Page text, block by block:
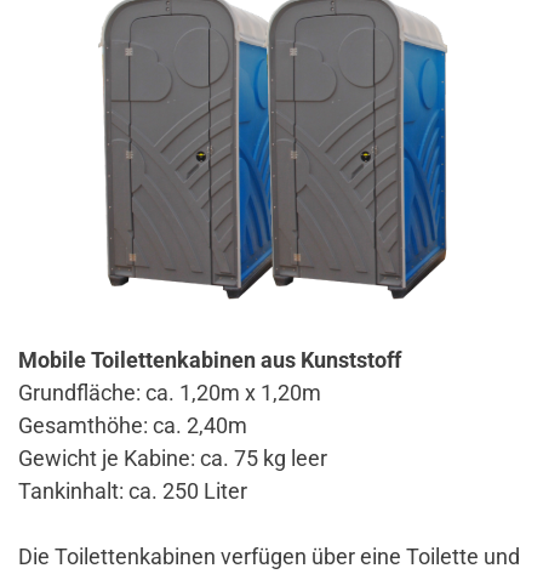
Mobile Toilettenkabinen aus Kunststoff
Grundfläche: ca. 1,20m x 1,20m
Gesamthöhe: ca. 2,40m
Gewicht je Kabine: ca. 75 kg leer
Tankinhalt: ca. 250 Liter
Die Toilettenkabinen verfügen über eine Toilette und